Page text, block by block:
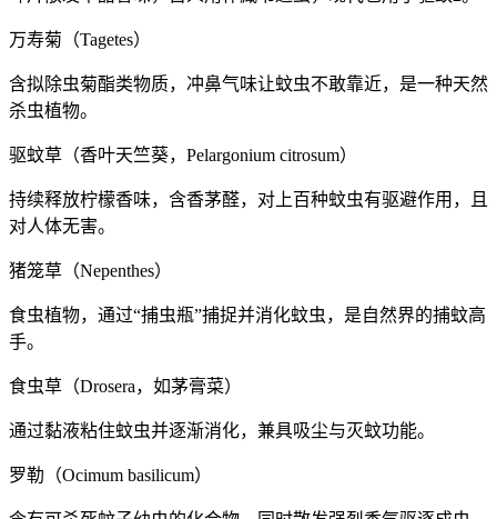
万寿菊（Tagetes）
含拟除虫菊酯类物质，冲鼻气味让蚊虫不敢靠近，是一种天然
杀虫植物。
驱蚊草（香叶天竺葵，Pelargonium citrosum）
持续释放柠檬香味，含香茅醛，对上百种蚊虫有驱避作用，且
对人体无害。
猪笼草（Nepenthes）
食虫植物，通过“捕虫瓶”捕捉并消化蚊虫，是自然界的捕蚊高
手。
食虫草（Drosera，如茅膏菜）
通过黏液粘住蚊虫并逐渐消化，兼具吸尘与灭蚊功能。
罗勒（Ocimum basilicum）